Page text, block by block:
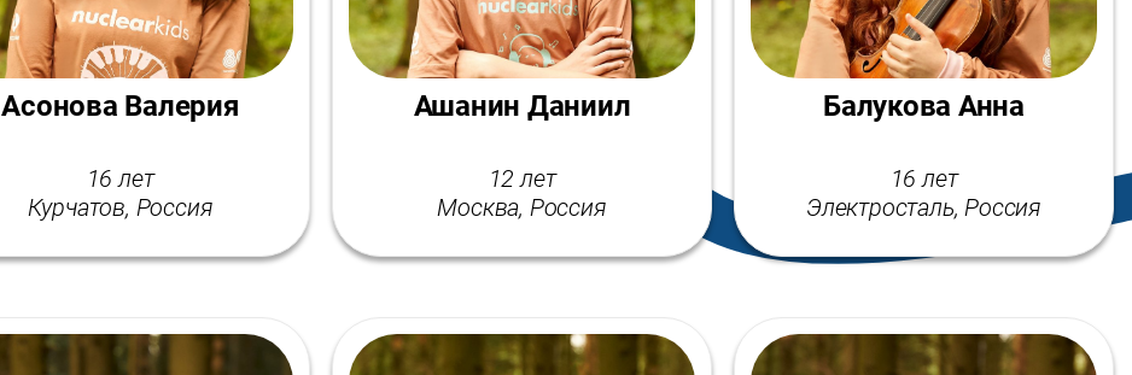
Асонова Валерия
16 лет
Курчатов, Россия
Ашанин Даниил
12 лет
Москва, Россия
Балукова Анна
16 лет
Электросталь, Россия